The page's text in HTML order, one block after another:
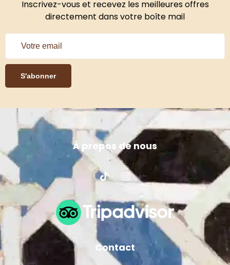
Inscrivez-vous et recevez les meilleures offres
directement dans votre boîte mail
S'abonner
À propos de nous
Contact